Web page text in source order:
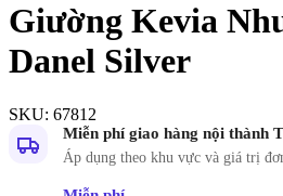
Giường Kevia
Danel Silver
SKU: 67812
Miễn phí giao hàng nội thành
Áp dụng theo khu vực và giá trị